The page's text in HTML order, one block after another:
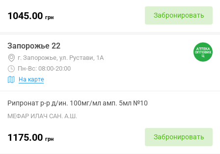
1045.00 грн Забронировать
Запорожье 22
г. Запорожье, ул. Рустави, 1А
Пн-Вс: 08:00-20:00
На карте
Рипронат р-р д/ин. 100мг/мл амп. 5мл №10
МЕФАР ИЛАЧ САН. А.Ш.
1175.00 грн Забронировать